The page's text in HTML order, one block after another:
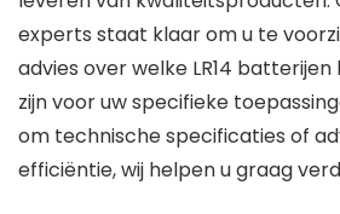
experts staat klaar om u te
advies over welke LR14
zijn voor uw specifieke
om technische specificaties of
efficiëntie, wij helpen u graag